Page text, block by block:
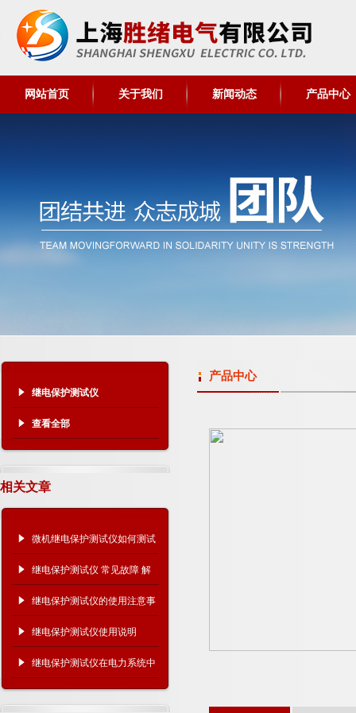
网站首页 关于我们 新闻动态 产品中心
继电保护测试仪
查看全部
相关文章
微机继电保护测试仪如何测试
10kV过流保护
继电保护测试仪 常见故障 解
决方法
继电保护测试仪的使用注意事
项有哪些？
继电保护测试仪使用说明
继电保护测试仪在电力系统中
的关键作用！
产品中心